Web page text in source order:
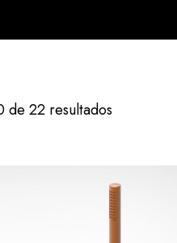
de 22 resultados